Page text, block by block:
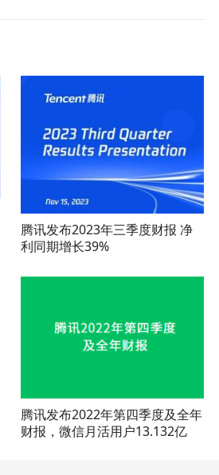
腾讯发布2023年三季度财报 净
利同期增长39%
腾讯发布2022年第四季度及全年
财报，微信月活用户13.132亿